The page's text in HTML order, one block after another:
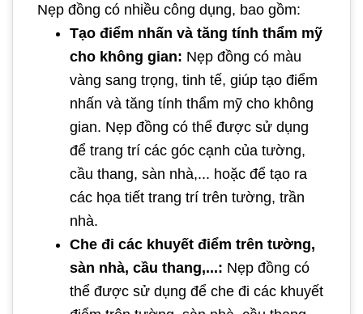
Nẹp đồng có nhiều công dụng, bao gồm:
Tạo điểm nhấn và tăng tính thẩm mỹ
cho không gian: Nẹp đồng có màu
vàng sang trọng, tinh tế, giúp tạo điểm
nhấn và tăng tính thẩm mỹ cho không
gian. Nẹp đồng có thể được sử dụng
để trang trí các góc cạnh của tường,
cầu thang, sàn nhà,... hoặc để tạo ra
các họa tiết trang trí trên tường, trần
nhà.
Che đi các khuyết điểm trên tường,
sàn nhà, cầu thang,...: Nẹp đồng có
thể được sử dụng để che đi các khuyết